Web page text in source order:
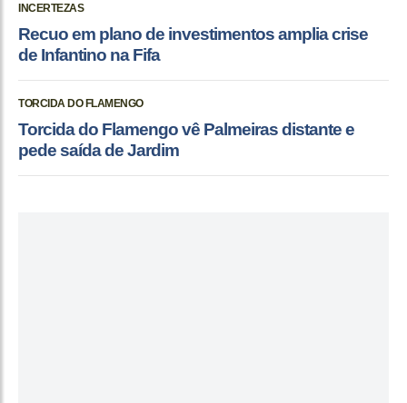
INCERTEZAS
Recuo em plano de investimentos amplia crise
de Infantino na Fifa
TORCIDA DO FLAMENGO
Torcida do Flamengo vê Palmeiras distante e
pede saída de Jardim